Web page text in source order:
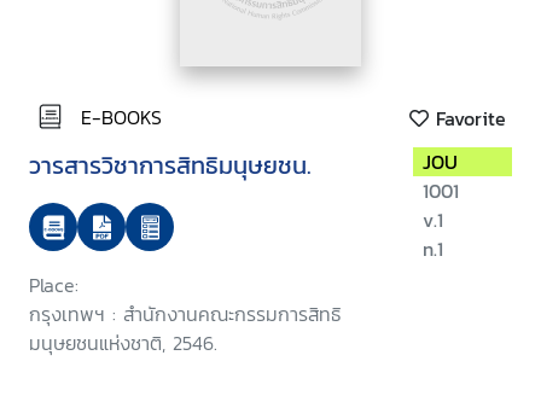
E-BOOKS Favorite
วารสารวิชาการสิทธิมนุษยชน.
Place:
กรุงเทพฯ : สำนักงานคณะกรรมการสิทธิ
มนุษยชนแห่งชาติ, 2546.
JOU
1001
v.1
n.1